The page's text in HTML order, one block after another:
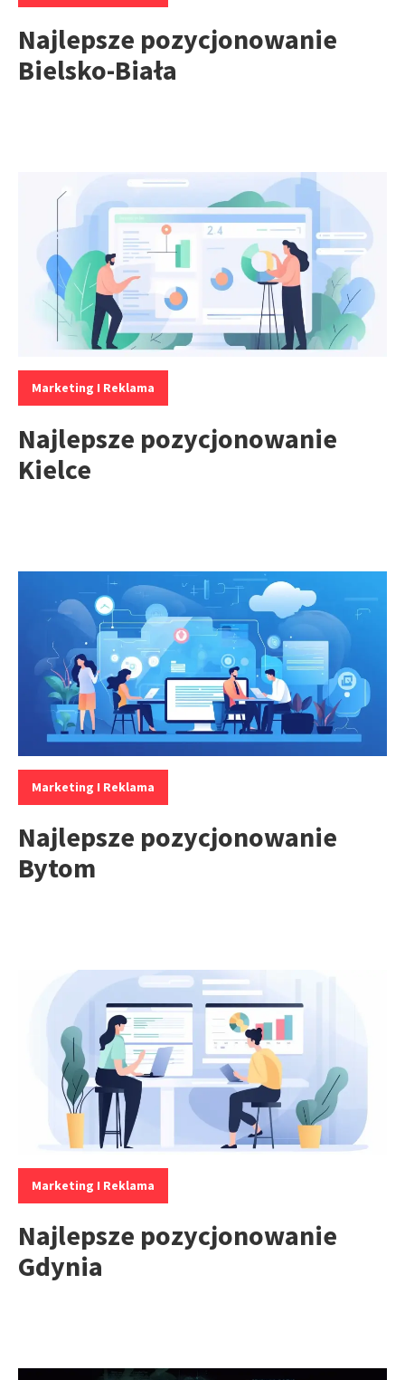
Najlepsze pozycjonowanie
Bielsko-Biała
Kategorie:
Marketing I Reklama
Najlepsze pozycjonowanie
Kielce
Kategorie:
Marketing I Reklama
Najlepsze pozycjonowanie
Bytom
Kategorie:
Marketing I Reklama
Najlepsze pozycjonowanie
Gdynia